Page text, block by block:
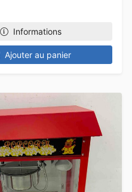
Informations
Ajouter au panier